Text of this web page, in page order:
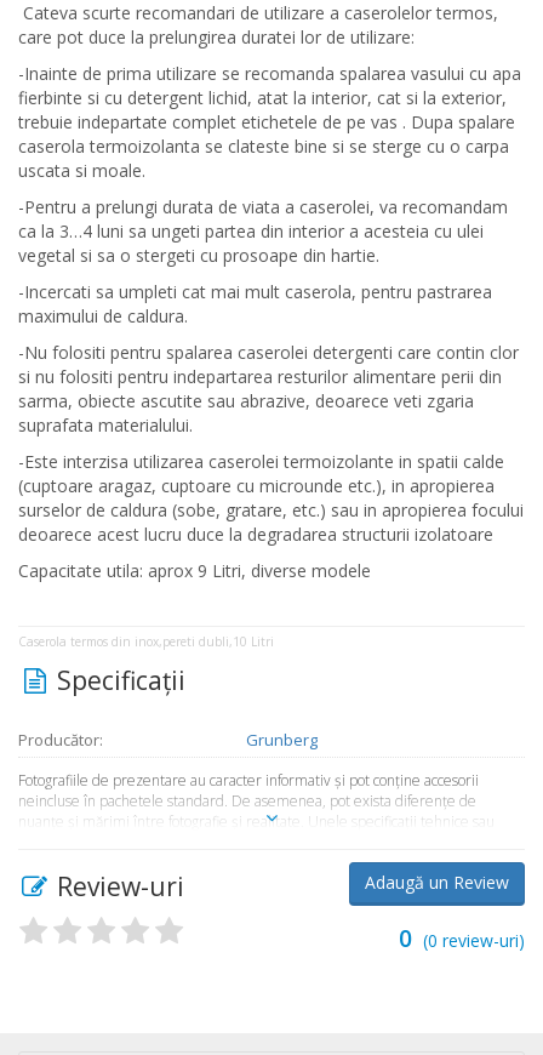
Cateva scurte recomandari de utilizare a caserolelor termos,
care pot duce la prelungirea duratei lor de utilizare:
-Inainte de prima utilizare se recomanda spalarea vasului cu apa
fierbinte si cu detergent lichid, atat la interior, cat si la exterior,
trebuie indepartate complet etichetele de pe vas . Dupa spalare
caserola termoizolanta se clateste bine si se sterge cu o carpa
uscata si moale.
-Pentru a prelungi durata de viata a caserolei, va recomandam
ca la 3…4 luni sa ungeti partea din interior a acesteia cu ulei
vegetal si sa o stergeti cu prosoape din hartie.
-Incercati sa umpleti cat mai mult caserola, pentru pastrarea
maximului de caldura.
-Nu folositi pentru spalarea caserolei detergenti care contin clor
si nu folositi pentru indepartarea resturilor alimentare perii din
sarma, obiecte ascutite sau abrazive, deoarece veti zgaria
suprafata materialului.
-Este interzisa utilizarea caserolei termoizolante in spatii calde
(cuptoare aragaz, cuptoare cu microunde etc.), in apropierea
surselor de caldura (sobe, gratare, etc.) sau in apropierea focului
deoarece acest lucru duce la degradarea structurii izolatoare
Capacitate utila: aprox 9 Litri, diverse modele
Caserola termos din inox,pereti dubli,10 Litri
Specificaţii
Producător: Grunberg
Fotografiile de prezentare au caracter informativ şi pot conţine accesorii
neincluse în pachetele standard. De asemenea, pot exista diferenţe de
nuanţe şi mărimi între fotografie şi realitate. Unele specificaţii tehnice sau
de operare. Toate produsele şi promoţiile prezente în magazinul
Market365.ro sunt valabile în limita stocului disponibil.
Review-uri Adaugă un Review
0 (0 review-uri)